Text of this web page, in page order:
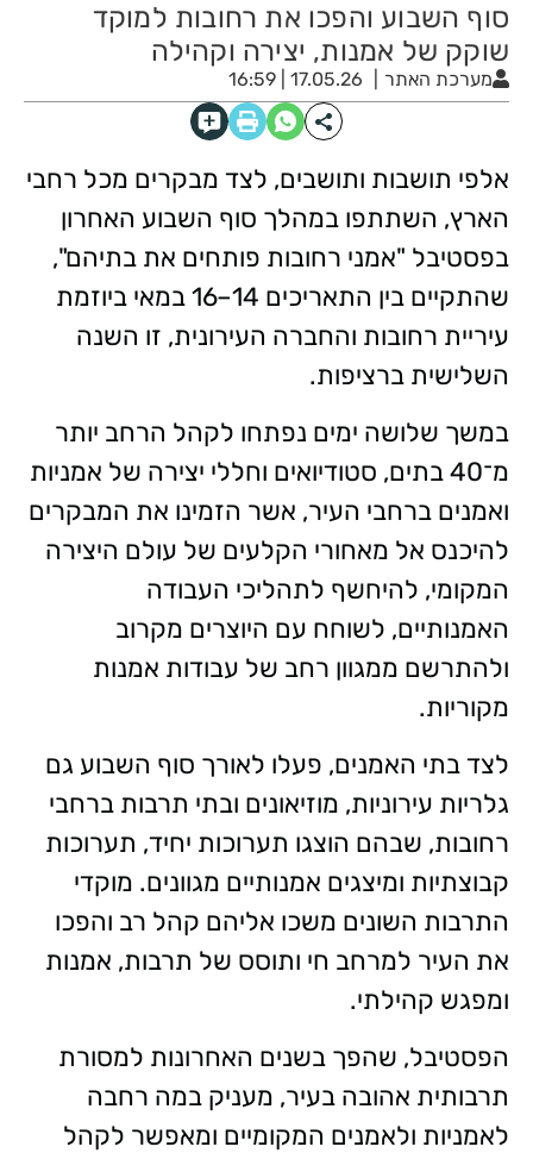
סוף השבוע והפכו את רחובות למוקד
שוקק של אמנות, יצירה וקהילה
מערכת האתר 17.05.26 | 16:59
אלפי תושבות ותושבים, לצד מבקרים מכל רחבי
הארץ, השתתפו במהלך סוף השבוע האחרון
בפסטיבל "אמני רחובות פותחים את בתיהם",
שהתקיים בין התאריכים 14–16 במאי ביוזמת
עיריית רחובות והחברה העירונית, זו השנה
השלישית ברציפות.
במשך שלושה ימים נפתחו לקהל הרחב יותר
מ־40 בתים, סטודיואים וחללי יצירה של אמניות
ואמנים ברחבי העיר, אשר הזמינו את המבקרים
להיכנס אל מאחורי הקלעים של עולם היצירה
המקומי, להיחשף לתהליכי העבודה
האמנותיים, לשוחח עם היוצרים מקרוב
ולהתרשם ממגוון רחב של עבודות אמנות
מקוריות.
לצד בתי האמנים, פעלו לאורך סוף השבוע גם
גלריות עירוניות, מוזיאונים ובתי תרבות ברחבי
רחובות, שבהם הוצגו תערוכות יחיד, תערוכות
קבוצתיות ומיצגים אמנותיים מגוונים. מוקדי
התרבות השונים משכו אליהם קהל רב והפכו
את העיר למרחב חי ותוסס של תרבות, אמנות
ומפגש קהילתי.
הפסטיבל, שהפך בשנים האחרונות למסורת
תרבותית אהובה בעיר, מעניק במה רחבה
לאמניות ולאמנים המקומיים ומאפשר לקהל